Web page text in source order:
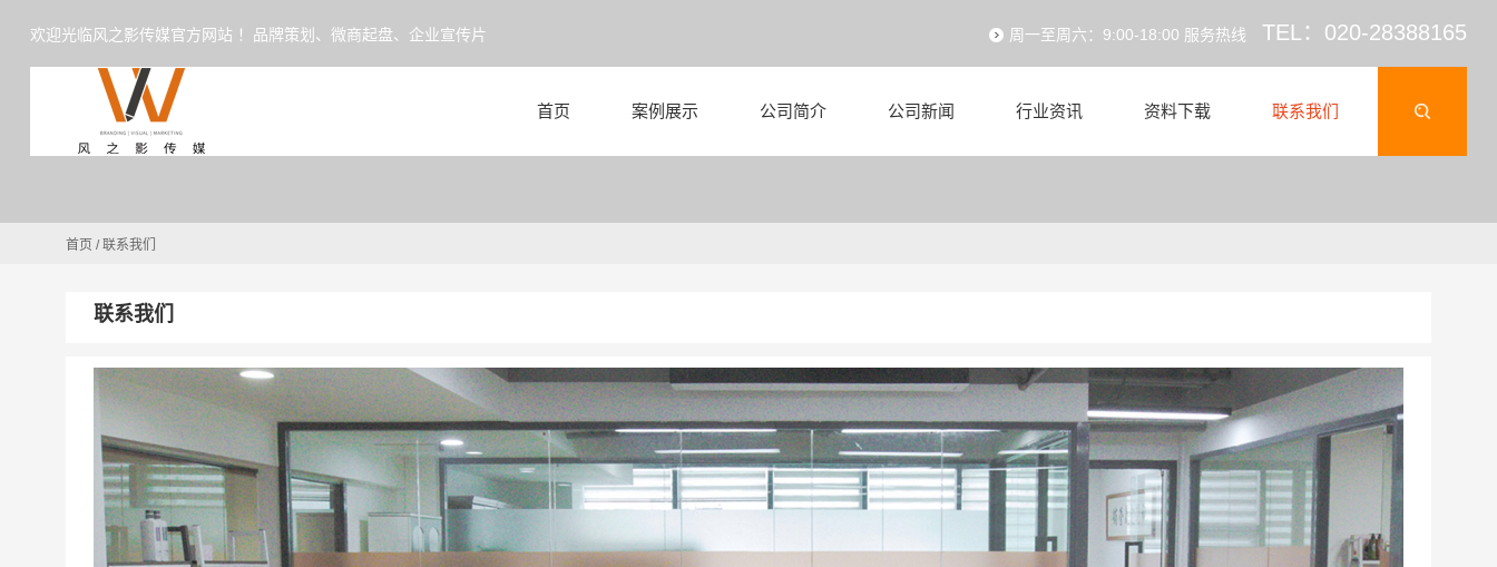
欢迎光临风之影传媒官方网站 ！品牌策划、微商起盘、企业宣传片 周一至周六：9:00-18:00 服务热线 TEL：020-28388165
首页 案例展示 公司简介 公司新闻 行业资讯 资料下载 联系我们
首页 /联系我们
联系我们